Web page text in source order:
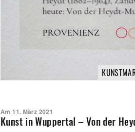
Am 11. März 2021
Kunst in Wuppertal – Von der